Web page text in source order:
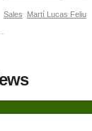
Sales Martí Lucas Feliu